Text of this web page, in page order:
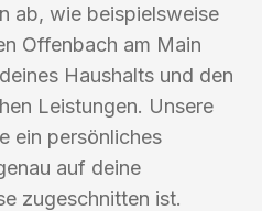
ab, wie beispielsweise
Offenbach am Main
Haushalts und den
Leistungen. Unsere
ein persönliches
auf deine
zugeschnitten ist.